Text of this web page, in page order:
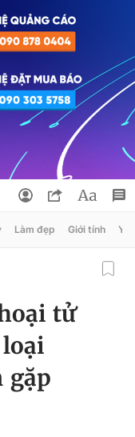
Làm đẹp Giới tính Y
tử
gặp